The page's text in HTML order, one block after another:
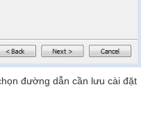
đường dẫn cần lưu cài đặt